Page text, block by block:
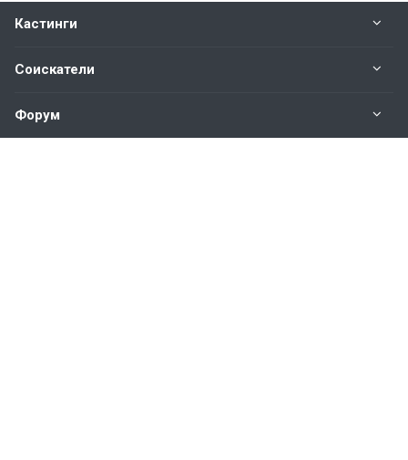
Кастинги
Соискатели
Форум